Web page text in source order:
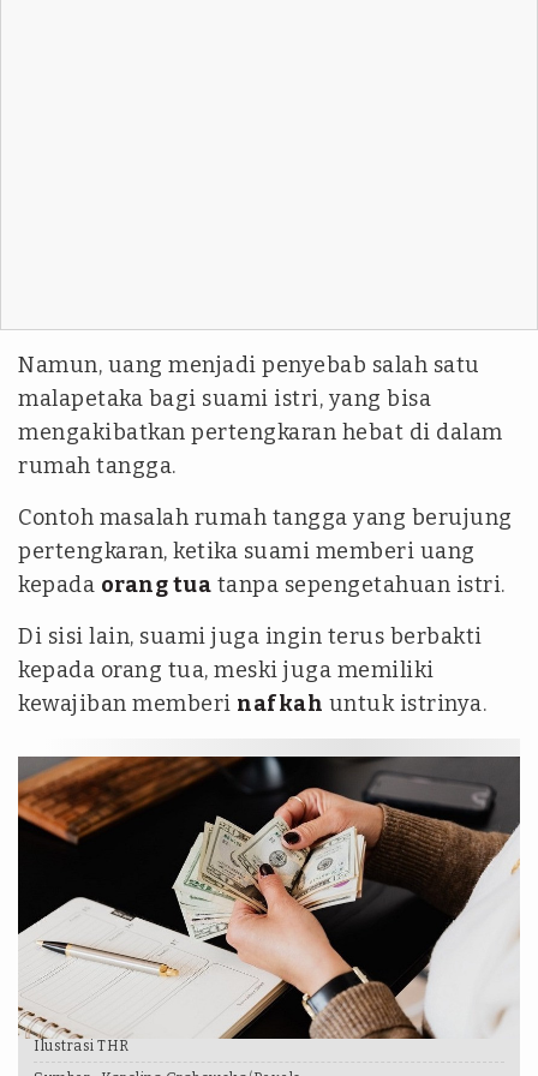
Namun, uang menjadi penyebab salah satu
malapetaka bagi suami istri, yang bisa
mengakibatkan pertengkaran hebat di dalam
rumah tangga.
Contoh masalah rumah tangga yang berujung
pertengkaran, ketika suami memberi uang
kepada orang tua tanpa sepengetahuan istri.
Di sisi lain, suami juga ingin terus berbakti
kepada orang tua, meski juga memiliki
kewajiban memberi nafkah untuk istrinya.
Ilustrasi THR